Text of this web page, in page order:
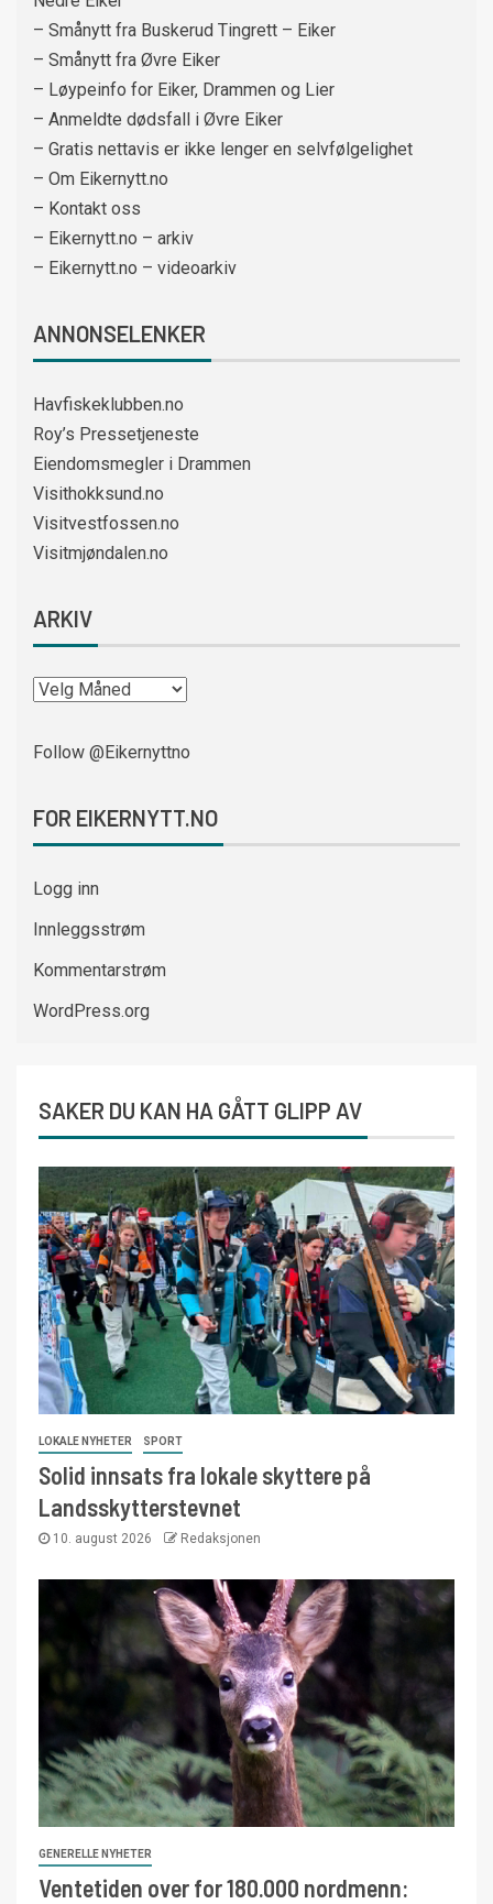
– Smånytt fra Buskerud Tingrett – Eiker
– Smånytt fra Øvre Eiker
– Løypeinfo for Eiker, Drammen og Lier
– Anmeldte dødsfall i Øvre Eiker
– Gratis nettavis er ikke lenger en selvfølgelighet
– Om Eikernytt.no
– Kontakt oss
– Eikernytt.no – arkiv
– Eikernytt.no – videoarkiv
ANNONSELENKER
Havfiskeklubben.no
Roy’s Pressetjeneste
Eiendomsmegler i Drammen
Visithokksund.no
Visitvestfossen.no
Visitmjøndalen.no
ARKIV
Follow @Eikernyttno
FOR EIKERNYTT.NO
Logg inn
Innleggsstrøm
Kommentarstrøm
WordPress.org
SAKER DU KAN HA GÅTT GLIPP AV
LOKALE NYHETER SPORT
Solid innsats fra lokale skyttere på
Landsskytterstevnet
10. august 2026 Redaksjonen
GENERELLE NYHETER
Ventetiden over for 180.000 nordmenn: